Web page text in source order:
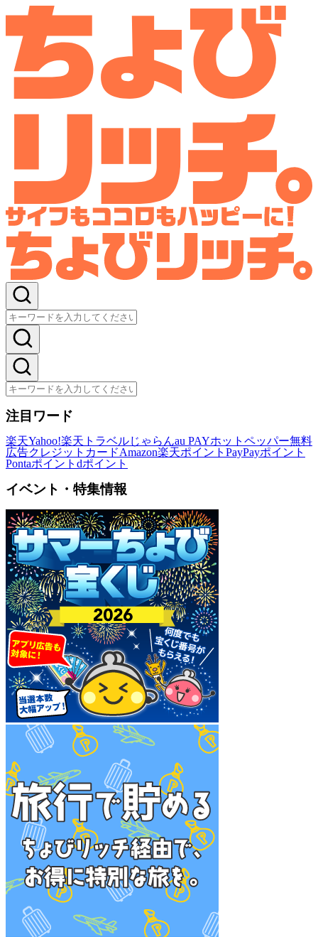
注目ワード
楽天Yahoo!楽天トラベルじゃらんau PAYホットペッパー無料
広告クレジットカードAmazon楽天ポイント PayPayポイント
Pontaポイント dポイント
イベント・特集情報